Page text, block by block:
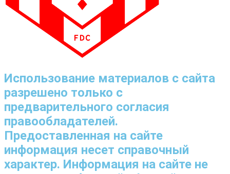
Использование материалов с сайта
разрешено только с
предварительного согласия
правообладателей.
Предоставленная на сайте
информация несет справочный
характер. Информация на сайте не